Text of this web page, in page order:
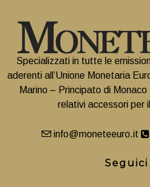
Specializzati in tutte le
aderenti all’Unione Monetaria
Marino – Principato di
relativi accessori per
info@moneteeuro.it
Seguici